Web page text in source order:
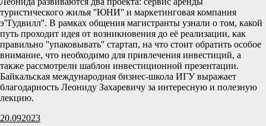
туристического жилья ''ЮНИ'' и маркетинговая компания
э''Гудвилл''. В рамках общения магистранты узнали о том, какой
путь проходит идея от возникновения до её реализации, как
правильно ''упаковывать'' стартап, на что стоит обратить особое
внимание, что необходимо для привлечения инвестиций, а
также рассмотрели шаблон инвестиционной презентации.
Байкальская международная бизнес-школа ИГУ выражает
благодарность Леониду Захаревичу за интересную и полезную
лекцию.
20.092023